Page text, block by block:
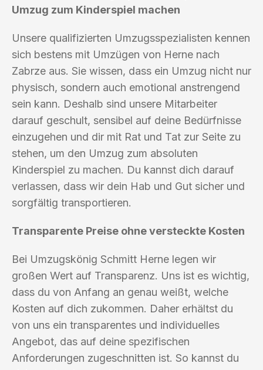
Umzug zum Kinderspiel machen
Unsere qualifizierten Umzugsspezialisten kennen
sich bestens mit Umzügen von Herne nach
Zabrze aus. Sie wissen, dass ein Umzug nicht nur
physisch, sondern auch emotional anstrengend
sein kann. Deshalb sind unsere Mitarbeiter
darauf geschult, sensibel auf deine Bedürfnisse
einzugehen und dir mit Rat und Tat zur Seite zu
stehen, um den Umzug zum absoluten
Kinderspiel zu machen. Du kannst dich darauf
verlassen, dass wir dein Hab und Gut sicher und
sorgfältig transportieren.
Transparente Preise ohne versteckte Kosten
Bei Umzugskönig Schmitt Herne legen wir
großen Wert auf Transparenz. Uns ist es wichtig,
dass du von Anfang an genau weißt, welche
Kosten auf dich zukommen. Daher erhältst du
von uns ein transparentes und individuelles
Angebot, das auf deine spezifischen
Anforderungen zugeschnitten ist. So kannst du